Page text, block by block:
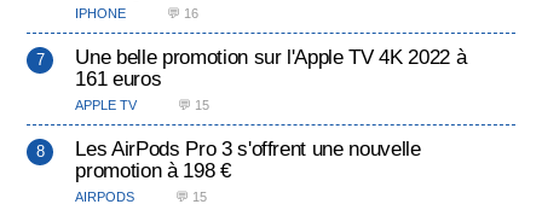
IPHONE 💬 16
Une belle promotion sur l'Apple TV 4K 2022 à
161 euros
APPLE TV 💬 15
Les AirPods Pro 3 s'offrent une nouvelle
promotion à 198 €
AIRPODS 💬 15